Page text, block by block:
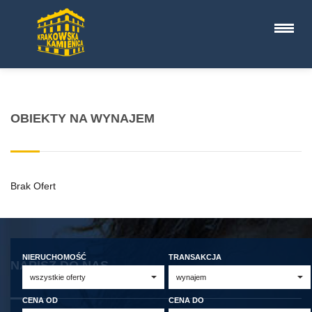
OBIEKTY NA WYNAJEM
Brak Ofert
NIERUCHOMOŚĆ TRANSAKCJA
CENA OD CENA DO
NAPISZ DO NAS